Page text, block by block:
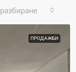
ПРОДАЖБИ